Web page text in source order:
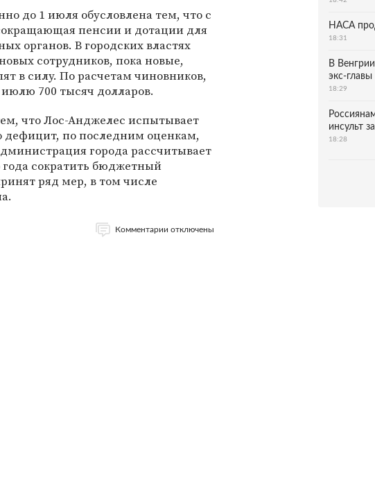
до 1 июля обусловлена тем, что с
пенсии и дотации для
органов. В городских властях
сотрудников, пока новые,
в силу. По расчетам чиновников,
700 тысяч долларов.
что Лос-Анджелес испытывает
дефицит, по последним оценкам,
города рассчитывает
сократить бюджетный
ряд мер, в том числе
Комментарии отключены
НАСА
18:31
В
экс-
18:29
инсульт
18:28